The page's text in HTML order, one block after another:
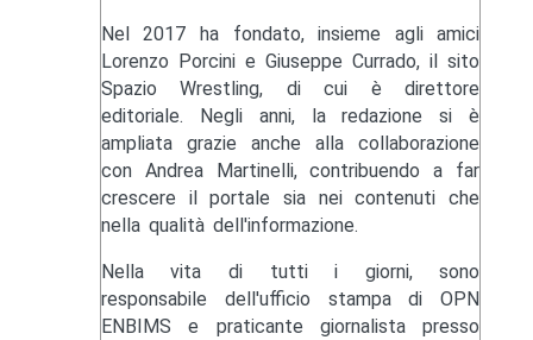
Nel 2017 ha fondato, insieme agli amici
Lorenzo Porcini e Giuseppe Currado, il sito
Spazio Wrestling, di cui è direttore
editoriale. Negli anni, la redazione si è
ampliata grazie anche alla collaborazione
con Andrea Martinelli, contribuendo a far
crescere il portale sia nei contenuti che
nella qualità dell'informazione.
Nella vita di tutti i giorni, sono
responsabile dell'ufficio stampa di OPN
ENBIMS e praticante giornalista presso